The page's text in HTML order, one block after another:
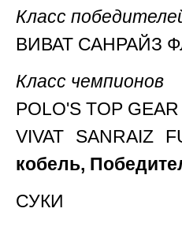
Класс
ВИВАТ САНРАЙЗ
Класс чемпионов
POLO'S TOP
VIVAT SANRAIZ
кобель,
СУКИ